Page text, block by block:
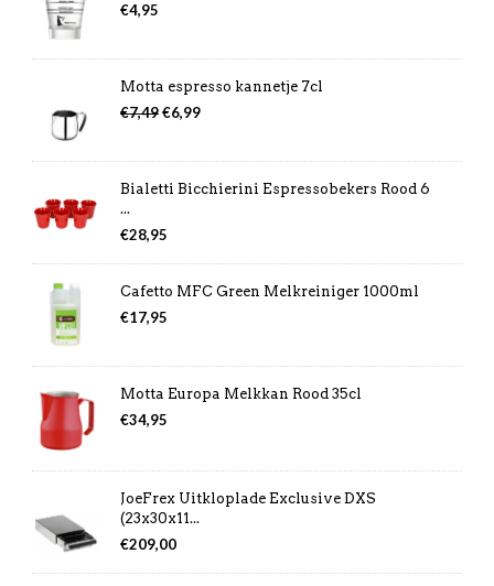
€4,95
Motta espresso kannetje 7cl
€7,49 Oorspronkelijke
€6,99Huidige
Bialetti Bicchierini Espressobekers Rood 6
...
€28,95
Cafetto MFC Green Melkreiniger 1000ml
€17,95
Motta Europa Melkkan Rood 35cl
€34,95
JoeFrex Uitkloplade Exclusive DXS
(23x30x11...
€209,00